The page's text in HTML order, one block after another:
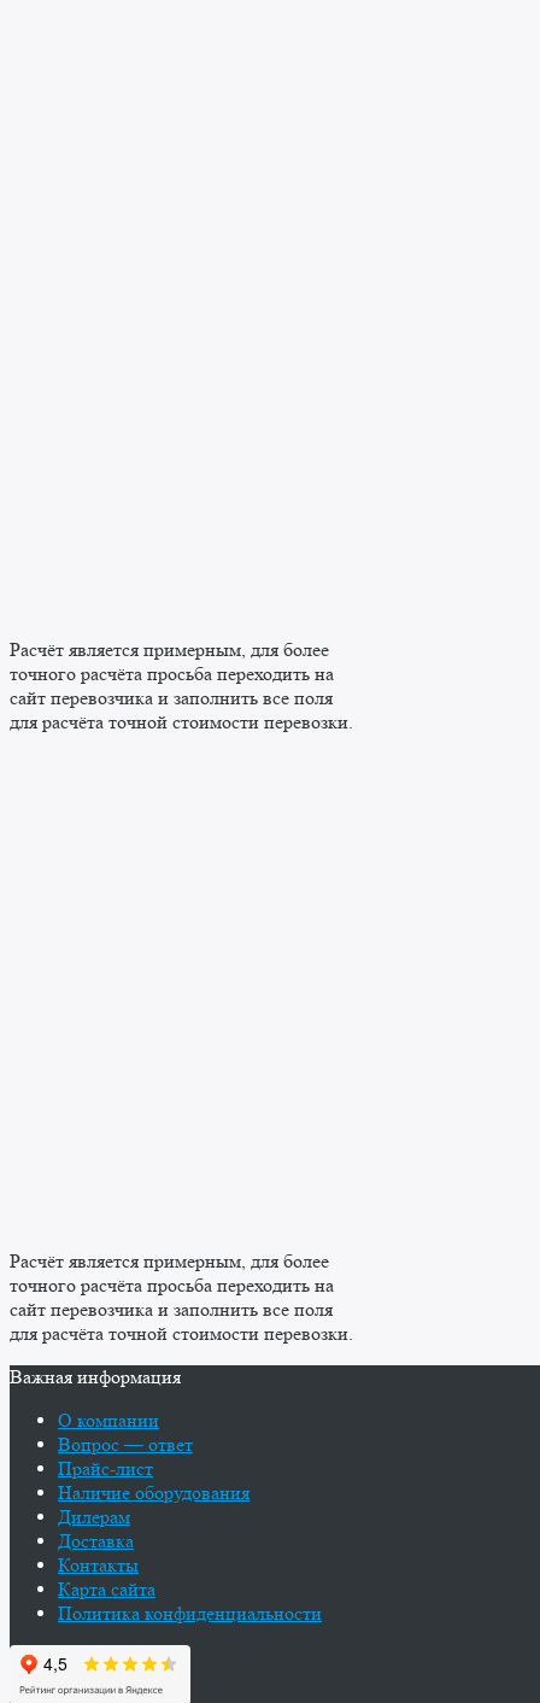
Расчёт является примерным, для более
точного расчёта просьба переходить на
сайт перевозчика и заполнить все поля
для расчёта точной стоимости перевозки.
Расчёт является примерным, для более
точного расчёта просьба переходить на
сайт перевозчика и заполнить все поля
для расчёта точной стоимости перевозки.
Важная информация
О компании
Вопрос — ответ
Прайс-лист
Наличие оборудования
Дилерам
Доставка
Контакты
Карта сайта
Политика конфиденциальности